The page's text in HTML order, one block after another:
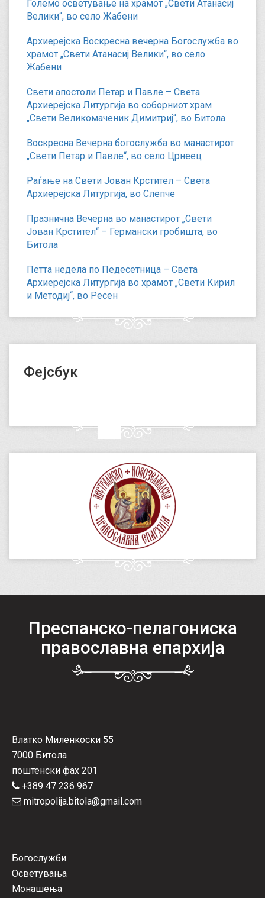
Големо осветување на храмот „Свети Атанасиј
Велики“, во село Жабени
Архиерејска Воскресна вечерна Богослужба во
храмот „Свети Атанасиј Велики“, во село
Жабени
Свети апостоли Петар и Павле – Света
Архиерејска Литургија во соборниот храм
„Свети Великомаченик Димитриј“, во Битола
Воскресна Вечерна богослужба во манастирот
„Свети Петар и Павле“, во село Црнеец
Раѓање на Свети Јован Крстител – Света
Архиерејска Литургија, во Слепче
Празнична Вечерна во манастирот „Свети
Јован Крстител“ – Германски гробишта, во
Битола
Петта недела по Педесетница – Света
Архиерејска Литургија во храмот „Свети Кирил
и Методиј“, во Ресен
Фејсбук
Преспанско-пелагониска
православна епархија
Влатко Миленкоски 55
7000 Битола
поштенски фах 201
+389 47 236 967
mitropolija.bitola@gmail.com
Богослужби
Осветувања
Монашења